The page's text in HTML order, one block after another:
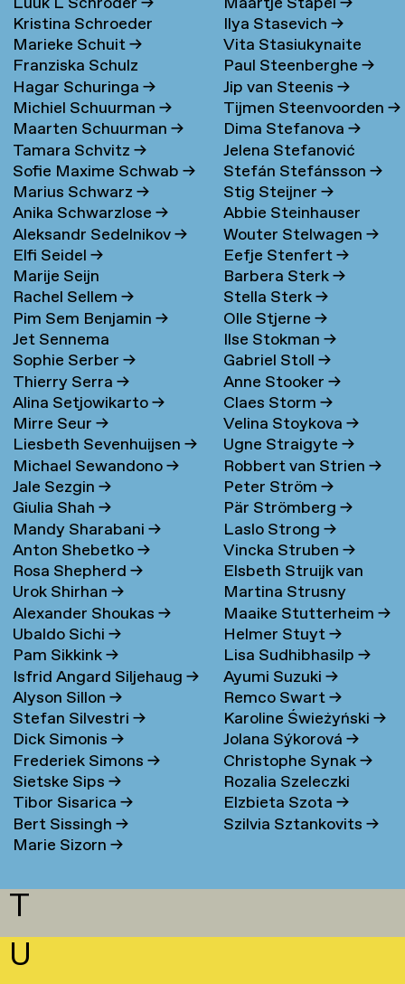
Kristina Schroeder
Marieke Schuit→
Franziska Schulz
Hagar Schuringa→
Michiel Schuurman→
Maarten Schuurman→
Tamara Schvitz→
Sofie Maxime Schwab→
Marius Schwarz→
Anika Schwarzlose→
Aleksandr Sedelnikov→
Elfi Seidel→
Marije Seijn
Rachel Sellem→
Pim Sem Benjamin→
Jet Sennema
Sophie Serber→
Thierry Serra→
Alina Setjowikarto→
Mirre Seur→
Liesbeth Sevenhuijsen→
Michael Sewandono→
Jale Sezgin→
Giulia Shah→
Mandy Sharabani→
Anton Shebetko→
Rosa Shepherd→
Urok Shirhan→
Alexander Shoukas→
Ubaldo Sichi→
Pam Sikkink→
Isfrid Angard Siljehaug→
Alyson Sillon→
Stefan Silvestri→
Dick Simonis→
Frederiek Simons→
Sietske Sips→
Tibor Sisarica→
Bert Sissingh→
Marie Sizorn→
Ilya Stasevich→
Vita Stasiukynaite
Paul Steenberghe→
Jip van Steenis→
Tijmen Steenvoorden→
Dima Stefanova→
Jelena Stefanović
Stefán Stefánsson→
Stig Steijner→
Abbie Steinhauser
Wouter Stelwagen→
Eefje Stenfert→
Barbera Sterk→
Stella Sterk→
Olle Stjerne→
Ilse Stokman→
Gabriel Stoll→
Anne Stooker→
Claes Storm→
Velina Stoykova→
Ugne Straigyte→
Robbert van Strien→
Peter Ström→
Pär Strömberg→
Laslo Strong→
Vincka Struben→
Elsbeth Struijk van
Bergen→
Martina Strusny
Maaike Stutterheim→
Helmer Stuyt→
Lisa Sudhibhasilp→
Ayumi Suzuki→
Remco Swart→
Karoline Świeżyński→
Jolana Sýkorová→
Christophe Synak→
Rozalia Szeleczki
Elzbieta Szota→
Szilvia Sztankovits→
T
U